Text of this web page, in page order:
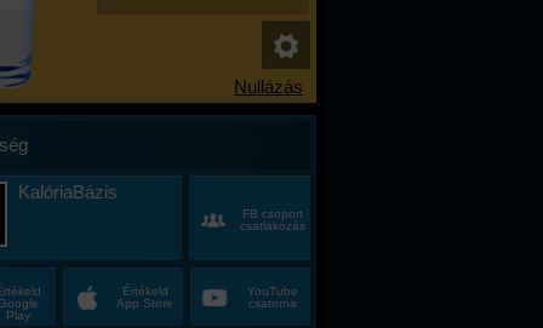
KalóriaBázis
FB csoport
csatlakozás
Play
Értékeld
App Store
YouTube
csatorna